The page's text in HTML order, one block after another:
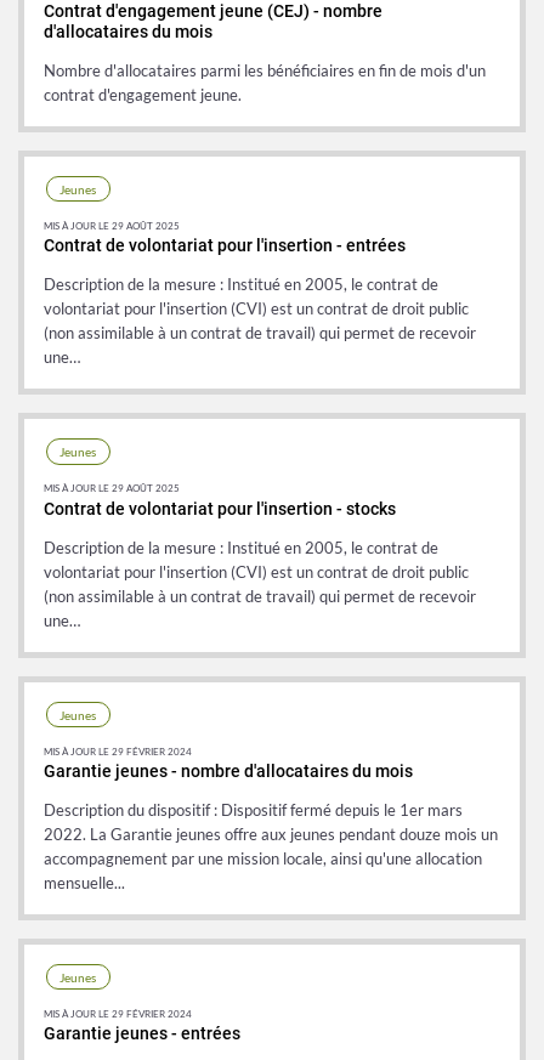
Contrat d'engagement jeune (CEJ) - nombre
d'allocataires du mois
Nombre d'allocataires parmi les bénéficiaires en fin de mois d'un
contrat d'engagement jeune.
Contrat de volontariat pour l'insertion - entrées
Description de la mesure : Institué en 2005, le contrat de
volontariat pour l'insertion (CVI) est un contrat de droit public
(non assimilable à un contrat de travail) qui permet de recevoir
une…
Jeunes
MIS À JOUR LE 29 AOÛT 2025
Contrat de volontariat pour l'insertion - stocks
Description de la mesure : Institué en 2005, le contrat de
volontariat pour l'insertion (CVI) est un contrat de droit public
(non assimilable à un contrat de travail) qui permet de recevoir
une…
Jeunes
MIS À JOUR LE 29 AOÛT 2025
Garantie jeunes - nombre d'allocataires du mois
Description du dispositif : Dispositif fermé depuis le 1er mars
2022. La Garantie jeunes offre aux jeunes pendant douze mois un
accompagnement par une mission locale, ainsi qu'une allocation
mensuelle...
Jeunes
MIS À JOUR LE 29 FÉVRIER 2024
Garantie jeunes - entrées
Jeunes
MIS À JOUR LE 29 FÉVRIER 2024